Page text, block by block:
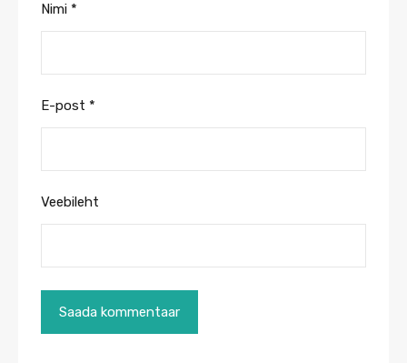
Nimi *
E-post *
Veebileht